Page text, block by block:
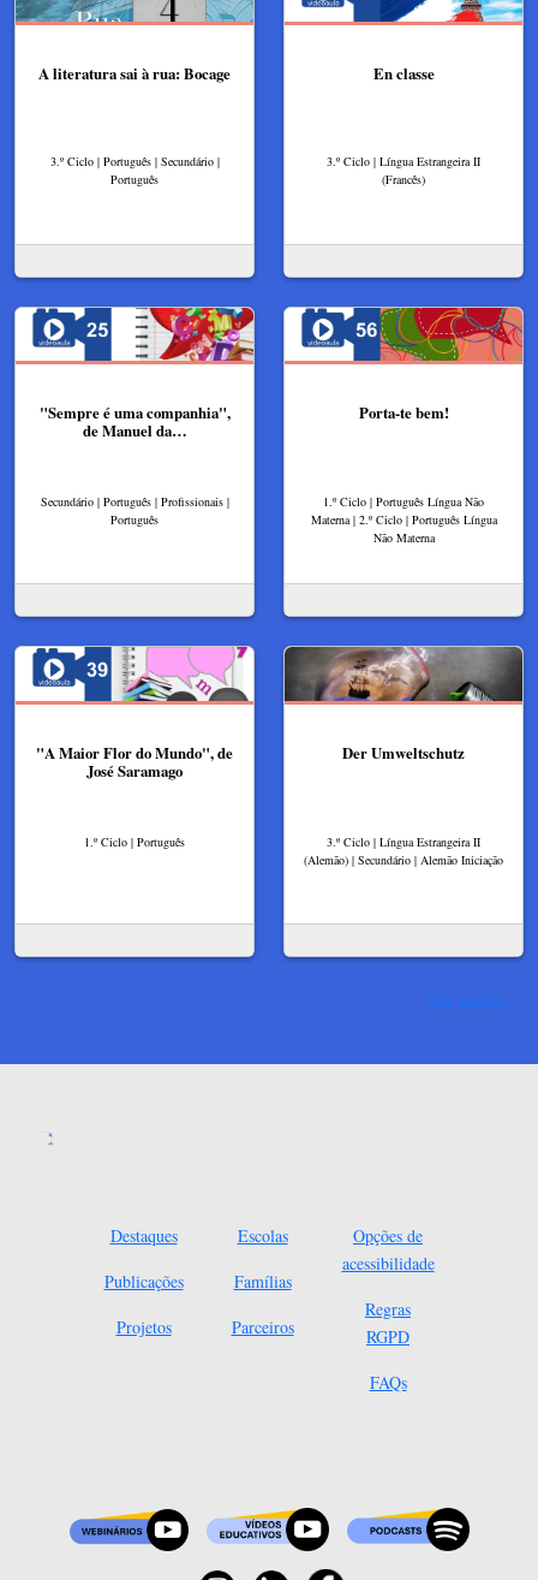
A literatura sai à rua: Bocage
3.º Ciclo | Português | Secundário |
Português
En classe
3.º Ciclo | Língua Estrangeira II
(Francês)
"Sempre é uma companhia",
de Manuel da…
Secundário | Português | Profissionais |
Português
Porta-te bem!
1.º Ciclo | Português Língua Não
Materna | 2.º Ciclo | Português Língua
Não Materna
"A Maior Flor do Mundo", de
José Saramago
1.º Ciclo | Português
Der Umweltschutz
3.º Ciclo | Língua Estrangeira II
(Alemão) | Secundário | Alemão Iniciação
Ver mais
Destaques
Publicações
Projetos
Escolas
Famílias
Parceiros
Opções de
acessibilidade
Regras
RGPD
FAQs